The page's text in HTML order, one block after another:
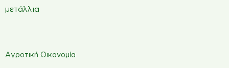
Αγροτική Οικονομία